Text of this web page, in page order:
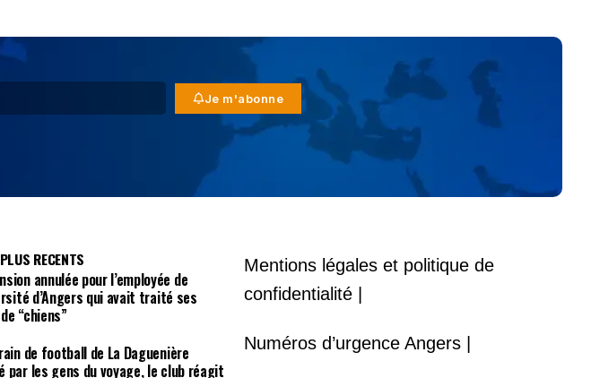
Je m'abonne
RECENTS
annulée pour l’employée de
d’Angers qui avait traité ses
“chiens”
de football de La Daguenière
par les gens du voyage, le club réagit
Mentions légales et politique de
confidentialité |
Numéros d’urgence Angers |